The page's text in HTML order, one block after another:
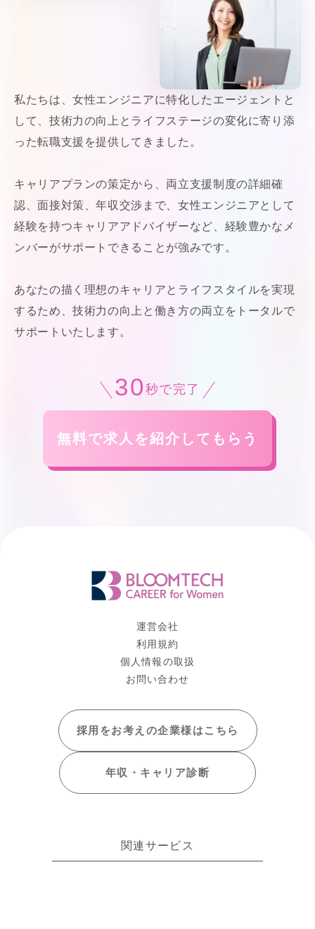
私たちは、女性エンジニアに特化したエージェントと
して、技術力の向上とライフステージの変化に寄り添
った転職支援を提供してきました。
キャリアプランの策定から、両立支援制度の詳細確
認、面接対策、年収交渉まで、女性エンジニアとして
経験を持つキャリアアドバイザーなど、経験豊かなメ
ンバーがサポートできることが強みです。
あなたの描く理想のキャリアとライフスタイルを実現
するため、技術力の向上と働き方の両立をトータルで
サポートいたします。
30 秒で完了
無料で求人を紹介してもらう
運営会社
利用規約
個人情報の取扱
お問い合わせ
採用をお考えの企業様はこちら
年収・キャリア診断
関連サービス